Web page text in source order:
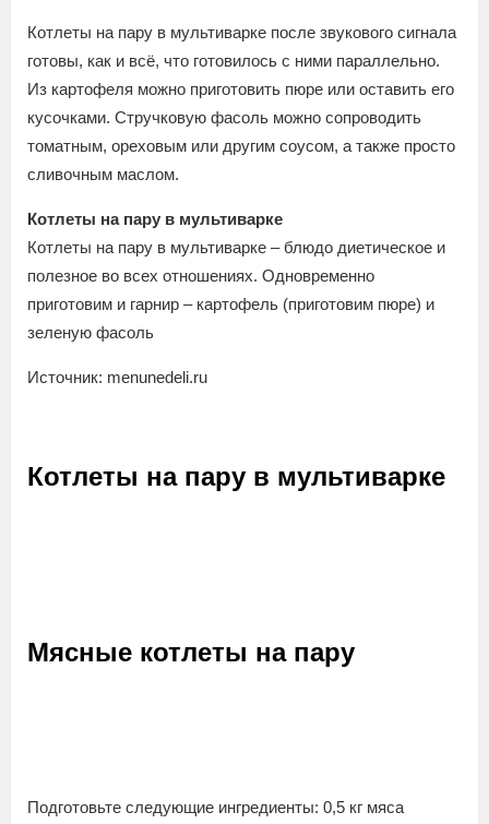
Котлеты на пару в мультиварке после звукового сигнала
готовы, как и всё, что готовилось с ними параллельно.
Из картофеля можно приготовить пюре или оставить его
кусочками. Стручковую фасоль можно сопроводить
томатным, ореховым или другим соусом, а также просто
сливочным маслом.
Котлеты на пару в мультиварке
Котлеты на пару в мультиварке – блюдо диетическое и
полезное во всех отношениях. Одновременно
приготовим и гарнир – картофель (приготовим пюре) и
зеленую фасоль
Источник: menunedeli.ru
Котлеты на пару в мультиварке
Мясные котлеты на пару
Подготовьте следующие ингредиенты: 0,5 кг мяса